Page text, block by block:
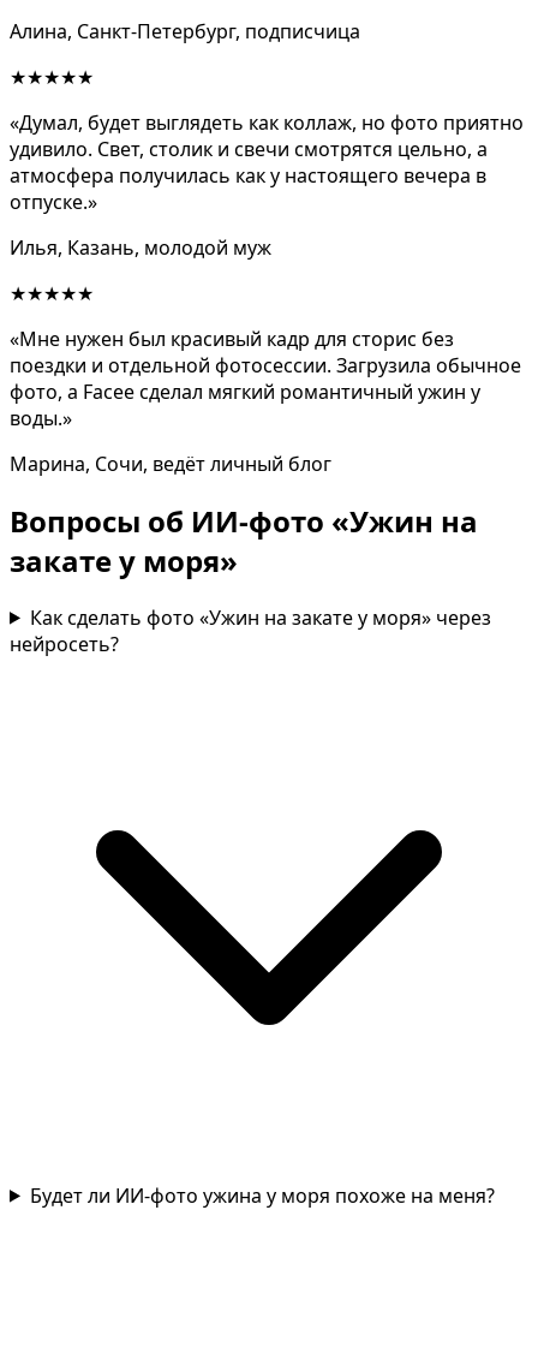
Алина, Санкт-Петербург, подписчица
★★★★★
«Думал, будет выглядеть как коллаж, но фото приятно
удивило. Свет, столик и свечи смотрятся цельно, а
атмосфера получилась как у настоящего вечера в
отпуске.»
Илья, Казань, молодой муж
★★★★★
«Мне нужен был красивый кадр для сторис без
поездки и отдельной фотосессии. Загрузила обычное
фото, а Facee сделал мягкий романтичный ужин у
воды.»
Марина, Сочи, ведёт личный блог
Вопросы об ИИ-фото «Ужин на
закате у моря»
Как сделать фото «Ужин на закате у моря» через
нейросеть?
Будет ли ИИ-фото ужина у моря похоже на меня?